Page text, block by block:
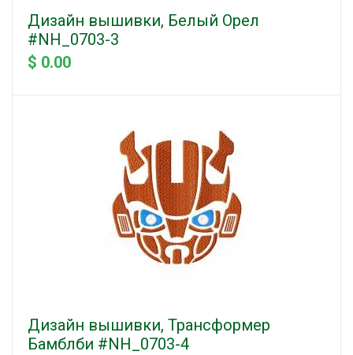
Дизайн вышивки, Белый Орел
#NH_0703-3
$ 0.00
Дизайн вышивки, Трансформер
Бамблби #NH_0703-4